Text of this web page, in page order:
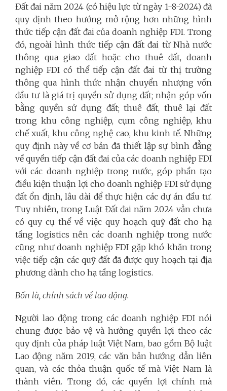
Đất đai năm 2024 (có hiệu lực từ ngày 1-8-2024) đã
quy định theo hướng mở rộng hơn những hình
thức tiếp cận đất đai của doanh nghiệp FDI. Trong
đó, ngoài hình thức tiếp cận đất đai từ Nhà nước
thông qua giao đất hoặc cho thuê đất, doanh
nghiệp FDI có thể tiếp cận đất đai từ thị trường
thông qua hình thức nhận chuyển nhượng vốn
đầu tư là giá trị quyền sử dụng đất; nhận góp vốn
bằng quyền sử dụng đất; thuê đất, thuê lại đất
trong khu công nghiệp, cụm công nghiệp, khu
chế xuất, khu công nghệ cao, khu kinh tế. Những
quy định này về cơ bản đã thiết lập sự bình đẳng
về quyền tiếp cận đất đai của các doanh nghiệp FDI
với các doanh nghiệp trong nước, góp phần tạo
điều kiện thuận lợi cho doanh nghiệp FDI sử dụng
đất ổn định, lâu dài để thực hiện các dự án đầu tư.
Tuy nhiên, trong Luật Đất đai năm 2024 vẫn chưa
có quy cụ thể về việc quy hoạch quỹ đất cho hạ
tầng logistics nên các doanh nghiệp trong nước
cũng như doanh nghiệp FDI gặp khó khăn trong
việc tiếp cận các quỹ đất đã được quy hoạch tại địa
phương dành cho hạ tầng logistics.
Bốn là, chính sách về lao động.
Người lao động trong các doanh nghiệp FDI nói
chung được bảo vệ và hưởng quyền lợi theo các
quy định của pháp luật Việt Nam, bao gồm Bộ luật
Lao động năm 2019, các văn bản hướng dẫn liên
quan, và các thỏa thuận quốc tế mà Việt Nam là
thành viên. Trong đó, các quyền lợi chính mà